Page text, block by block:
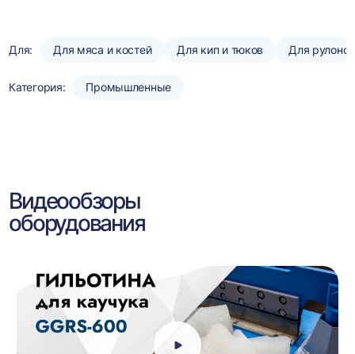
Для: Для мяса и костей Для кип и тюков Для рулонов
Категория: Промышленные
Видеообзоры
оборудования